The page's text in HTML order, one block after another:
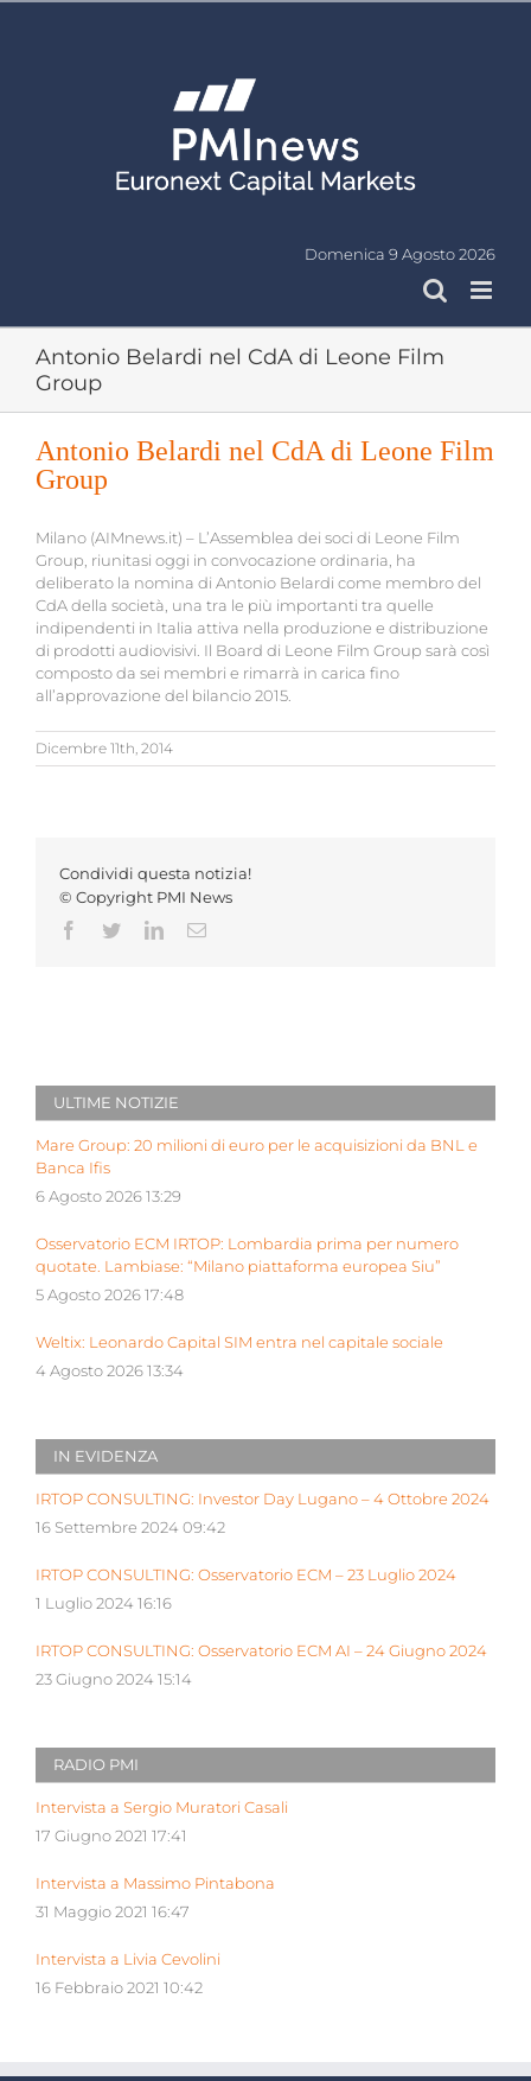
Domenica 9 Agosto 2026
Antonio Belardi nel CdA di Leone Film
Group
Antonio Belardi nel CdA di Leone Film
Group
Milano (AIMnews.it) – L’Assemblea dei soci di Leone Film
Group, riunitasi oggi in convocazione ordinaria, ha
deliberato la nomina di Antonio Belardi come membro del
CdA della società, una tra le più importanti tra quelle
indipendenti in Italia attiva nella produzione e distribuzione
di prodotti audiovisivi. Il Board di Leone Film Group sarà così
composto da sei membri e rimarrà in carica fino
all’approvazione del bilancio 2015.
Dicembre 11th, 2014
Condividi questa notizia!
© Copyright PMI News
Facebook
TwitterLinkedInEmail
ULTIME NOTIZIE
Mare Group: 20 milioni di euro per le acquisizioni da BNL e
Banca Ifis
6 Agosto 2026 13:29
Osservatorio ECM IRTOP: Lombardia prima per numero
quotate. Lambiase: “Milano piattaforma europea Siu”
5 Agosto 2026 17:48
Weltix: Leonardo Capital SIM entra nel capitale sociale
4 Agosto 2026 13:34
IN EVIDENZA
IRTOP CONSULTING: Investor Day Lugano – 4 Ottobre 2024
16 Settembre 2024 09:42
IRTOP CONSULTING: Osservatorio ECM – 23 Luglio 2024
1 Luglio 2024 16:16
IRTOP CONSULTING: Osservatorio ECM AI – 24 Giugno 2024
23 Giugno 2024 15:14
RADIO PMI
Intervista a Sergio Muratori Casali
17 Giugno 2021 17:41
Intervista a Massimo Pintabona
31 Maggio 2021 16:47
Intervista a Livia Cevolini
16 Febbraio 2021 10:42